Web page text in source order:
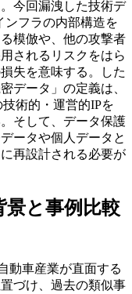
今回漏洩した技術デ
ンフラの内部構造を
模倣や、他の攻撃者
されるリスクをはら
失を意味する。した
データ」の定義は、
術的・運営的IPを
そして、データ保護
ータや個人データと
再設計される必要が
景と事例比較
動車産業が直面する
づけ、過去の類似事